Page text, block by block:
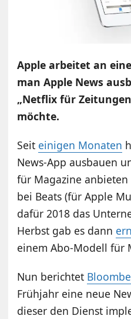
Apple arbeitet an
man Apple News
„Netflix für
möchte.
Seit einigen Monaten
News-App ausbauen
für Magazine
bei Beats (für Apple
dafür 2018 das
Herbst gab es dann
einem Abo-Modell für
Nun berichtet
Frühjahr eine neue
dieser den Dienst